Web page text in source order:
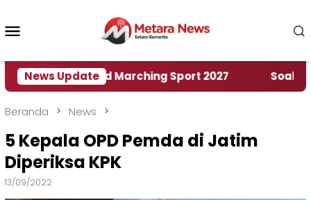
konten
News Update
World Marching Sport 2027 ‎Soal
Beranda News
5 Kepala OPD Pemda di Jatim
Diperiksa KPK
13/09/2022